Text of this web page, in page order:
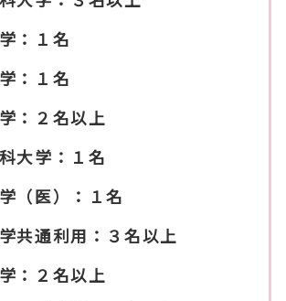
：１名
：１名
：２名以上
大学：１名
（医）：１名
共通利用：３名以上
：２名以上